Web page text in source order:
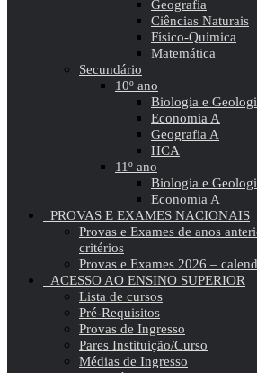
Geografia
Ciências Naturais
Físico-Química
Matemática
Secundário
10º ano
Biologia e
Economia A
Geografia A
HCA
11º ano
Biologia e
Economia A
PROVAS E EXAMES NACIONAIS
Provas e Exames de anos
critérios
Provas e Exames 2026 –
ACESSO AO ENSINO SUPERIOR
Lista de cursos
Pré-Requisitos
Provas de Ingresso
Pares Instituição/Curso
Médias de Ingresso